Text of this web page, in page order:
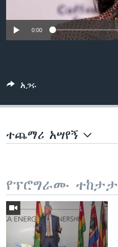
ቋንቋዎች
0:00
አጋሩ
ተጨማሪ አሣየኝ
የፕሮግራሙ